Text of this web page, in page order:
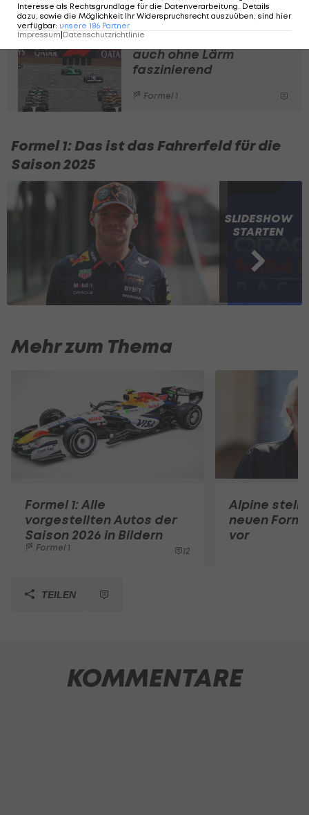
These: Motorsport ist
auch ohne Lärm
faszinierend
Formel 1
Formel 1: Das ist das Fahrerfeld für die
Saison 2025
SLIDESHOW
STARTEN
Mehr zum Thema
Formel 1: Alle
vorgestellten Autos der
Saison 2026 in Bildern
Formel 1 12
Alpine stellt
neuen
vor
TEILEN
KOMMENTARE
Interesse als Rechtsgrundlage für die Datenverarbeitung. Details
dazu, sowie die Möglichkeit Ihr Widerspruchsrecht auszuüben, sind hier
verfügbar: unsere 186 Partner
Impressum Datenschutzrichtlinie